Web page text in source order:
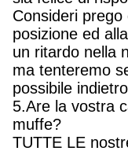
Consideri
posizione ed
un ritardo nella
ma tenteremo
possibile
5.Are la vostra
muffe?
TUTTE LE